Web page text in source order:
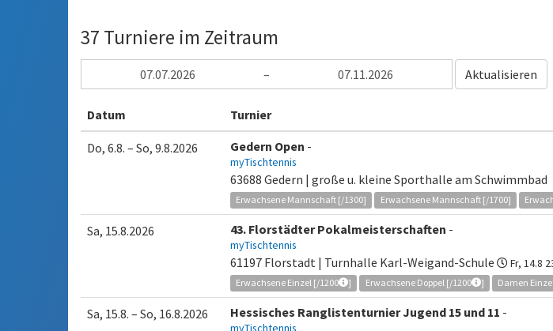
37 Turniere im Zeitraum
– Aktualisieren
Datum Turnier
Do, 6.8. – So, 9.8.2026 Gedern Open -
myTischtennis
63688 Gedern | große u. kleine Sporthalle am Schwimmbad
Erwachsene Mannschaft [/1300] Erwachsene Mannschaft [/1700]
Sa, 15.8.2026 43. Florstädter Pokalmeisterschaften -
myTischtennis
61197 Florstadt | Turnhalle Karl-Weigand-Schule Fr, 14.8
Erwachsene Einzel [/1200 ] Erwachsene Doppel [/1200 ] Damen
Sa, 15.8. – So, 16.8.2026 Hessisches Ranglistenturnier Jugend 15 und 11 -
myTischtennis